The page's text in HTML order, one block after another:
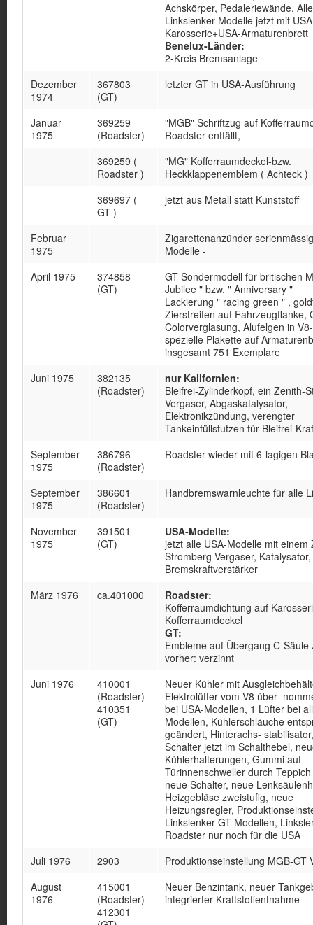
Achskörper, Pedaleriewände. Alle
Linkslenker-Modelle jetzt mit
Karosserie+USA-Armaturenbrett
Benelux-Länder:
2-Kreis Bremsanlage
Dezember
1974
367803
(GT)
letzter GT in USA-Ausführung
Januar
1975
369259
(Roadster)
"MGB" Schriftzug auf
Roadster entfällt,
369259 (
Roadster )
"MG" Kofferraumdeckel-bzw.
Heckklappenemblem ( Achteck )
369697 (
GT )
jetzt aus Metall statt Kunststoff
Februar
1975
Zigarettenanzünder
Modelle -
April 1975
374858
(GT)
GT-Sondermodell für britischen
Jubilee " bzw. " Anniversary "
Lackierung " racing green " ,
Zierstreifen auf Fahrzeugflanke,
Colorverglasung, Alufelgen in
spezielle Plakette auf
insgesamt 751 Exemplare
Juni 1975
382135
(Roadster)
nur Kalifornien:
Bleifrei-Zylinderkopf, ein Zenith-
Vergaser, Abgaskatalysator,
Elektronikzündung, verengter
Tankeinfüllstutzen für Bleifrei-
September
1975
386796
(Roadster)
Roadster wieder mit 6-lagigen
September
1975
386601
(Roadster)
Handbremswarnleuchte für alle
November
1975
391501
(GT)
USA-Modelle:
jetzt alle USA-Modelle mit einem
Stromberg Vergaser, Katalysator,
Bremskraftverstärker
März 1976
ca.401000
Roadster:
Kofferraumdichtung auf
Kofferraumdeckel
GT:
Embleme auf Übergang C-Säule
vorher: verzinnt
Juni 1976
410001
(Roadster)
410351
(GT)
Neuer Kühler mit
Elektrolüfter vom V8 über-
bei USA-Modellen, 1 Lüfter bei
Modellen, Kühlerschläuche
geändert, Hinterachs-
Schalter jetzt im Schalthebel,
Kühlerhalterungen, Gummi auf
Türinnenschweller durch
neue Schalter, neue
Heizgebläse zweistufig, neue
Heizungsregler,
Linkslenker GT-Modellen,
Roadster nur noch für die USA
Juli 1976
2903
Produktionseinstellung MGB-GT
August
1976
415001
(Roadster)
412301
Neuer Benzintank, neuer
integrierter Kraftstoffentnahme